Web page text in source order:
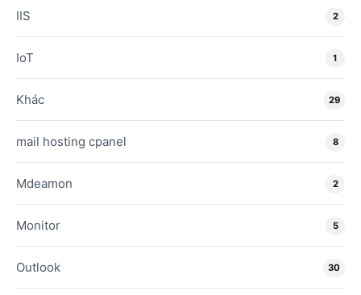
IIS 2
IoT 1
Khác 29
mail hosting cpanel 8
Mdeamon 2
Monitor 5
Outlook 30